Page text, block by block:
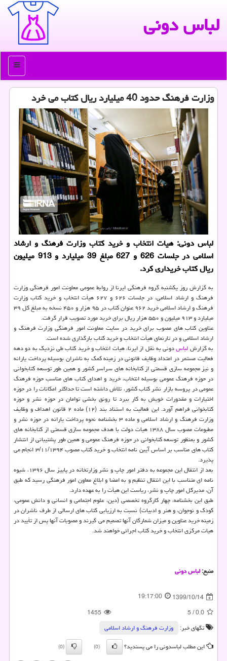
لباس دونی
منو
وزارت فرهنگ حدود 40 میلیارد ریال كتاب می خرد
لباس دونی: هیات انتخاب و خرید کتاب وزارت فرهنگ و ارشاد
اسلامی در جلسات 626 و 627 مبلغ 39 میلیارد و 913 میلیون
ریال کتاب خریداری کرد.
به گزارش روز یکشنبه گروه فرهنگی ایرنا از روابط عمومی معاونت امور فرهنگی وزارت
فرهنگ و ارشاد اسلامی، در جلسات ۶۲۶ و ۶۲۷ هیأت انتخاب و خرید کتاب وزارت
فرهنگ و ارشاد اسلامی خرید ۹۶۲ عنوان کتاب در ۹۵ هزار و ۴۵۰ نسخه به مبلغ کل ۳۹
میلیارد و ۹۱۳ میلیون و ۵۵۰ هزار ریال برای خرید مورد تصویب قرار گرفت.
عناوین کتاب های مصوب برای خرید در سایت معاونت امور فرهنگی وزارت فرهنگ و
ارشاد اسلامی و در تارنمای هیأت انتخاب و خرید کتاب بارگذاری شده است.
به گزارشلباسدونی به نقل از ایرنا، هیات انتخاب و خرید کتاب طی نزدیک به دو دهه
فعالیت مستمر در امتداد وظایف قانونی در زمینه کمک به ناشران بوسیله پرداخت یارانه
و نیز مجموعه سازی قسمتی از کتابخانه های سراسر کشور و همین طور توسعه کتابخوانی
در حوزه فرهنگ عمومی بوسیله انتخاب، خرید و اهدای کتاب های مناسب حوزه فرهنگ
عمومی در پروسه بازار نشر کتاب کشور، تلاش داشته است تا حداکثر امکانات را در حوزه
اختیارات و مقدورات خویش به کار ببرد تا رونق بخشی توامان در حوزه نشر و حوزه
کتابخوانی فراهم آورد. این فعالیت به استناد بند (۱۲) ماده ۲ قانون اهداف و وظایف
وزارت فرهنگ و ارشاد اسلامی و ماده ۳ بخشنامه نحوه پرداخت یارانه در حوزه نشر و
مطبوعات مصوب سال ۱۳۸۸ هیات دولت با هدف مجموعه سازی قسمتی از کتابخانه های
کشور و بمنظور توسعه کتابخوانی در حوزه فرهنگ عمومی و همین طور پشتیبانی از انتشار
کتاب های مناسب بر اساس آیبن نامه انتخاب و خرید کتاب مصوب ۳/۱۱/۱۳۹۴ انجام می
پذیرد.
بعد از انتقال این مجموعه به دفتر امور چاپ و نشر وزارتخانه در پاییز سال ۱۳۹۶، شیوه
نامه ای متناسب با این انتقال تنظیم و به امضا و ابلاغ معاون امور فرهنگی رسید که طبق
آن، مدیرکل امور چاپ و نشر، ریاست این هیأت را به عهده دارد.
طبق این بخشنامه، چهار کارگروه تخصصی (دین، علوم اجتماعی و انسانی و دانش عمومی،
کودک و نوجوان، و هنر و ادبیات) نسبت به ارزیابی کتاب های ارسالی از طرف ناشران در
زمینه خرید عناوین و میزان شمارگان آنها تصمیم می گیرند و مصوبات آنها پس از تأیید در
هیات مرکزی انتخاب و خرید کتاب اجرائی خواهند شد.
منبع:لباس دونی
1399/10/14
19:17:00
0.0
/
5
1455
تگهای خبر:
وزارت فرهنگ و ارشاد اسلامی
این مطلب لباسدونی را می پسندید؟
(0)
(0)